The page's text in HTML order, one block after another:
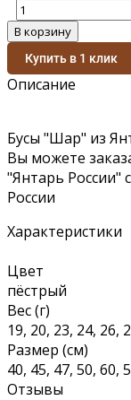
В корзину
Купить в 1 клик
Описание
Бусы "Шар" из
Вы можете
"Янтарь России"
России
Характеристики
Цвет
пёстрый
Вес (г)
19, 20, 23, 24, 26,
Размер (см)
40, 45, 47, 50, 60,
Отзывы